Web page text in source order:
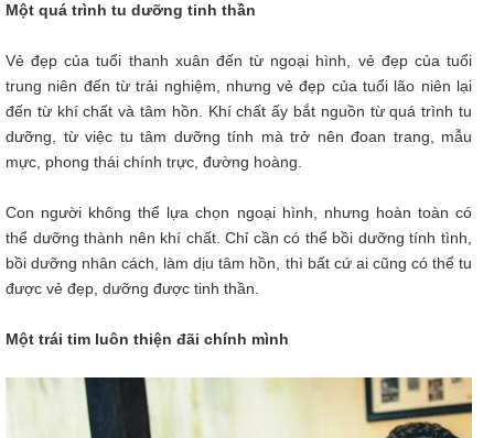
Một quá trình tu dưỡng tinh thần
Vẻ đẹp của tuổi thanh xuân đến từ ngoại hình, vẻ đẹp của tuổi
trung niên đến từ trải nghiệm, nhưng vẻ đẹp của tuổi lão niên lại
đến từ khí chất và tâm hồn. Khí chất ấy bắt nguồn từ quá trình tu
dưỡng, từ việc tu tâm dưỡng tính mà trở nên đoan trang, mẫu
mực, phong thái chính trực, đường hoàng.
Con người không thể lựa chọn ngoại hình, nhưng hoàn toàn có
thể dưỡng thành nên khí chất. Chỉ cần có thể bồi dưỡng tính tình,
bồi dưỡng nhân cách, làm dịu tâm hồn, thì bất cứ ai cũng có thể tu
được vẻ đẹp, dưỡng được tinh thần.
Một trái tim luôn thiện đãi chính mình